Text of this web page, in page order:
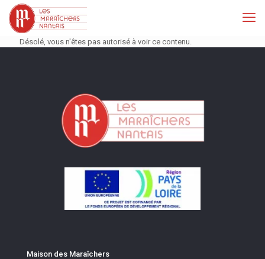
Désolé, vous n'êtes pas autorisé à voir ce contenu.
Maison des Maraîchers